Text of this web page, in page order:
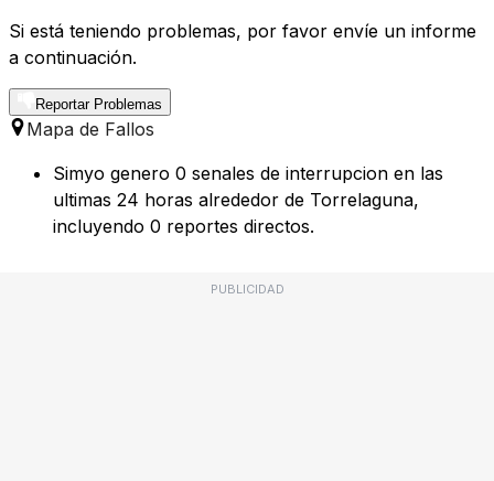
Si está teniendo problemas, por favor envíe un informe
a continuación.
Reportar Problemas
Mapa de Fallos
Simyo genero 0 senales de interrupcion en las
ultimas 24 horas alrededor de Torrelaguna,
incluyendo 0 reportes directos.
PUBLICIDAD